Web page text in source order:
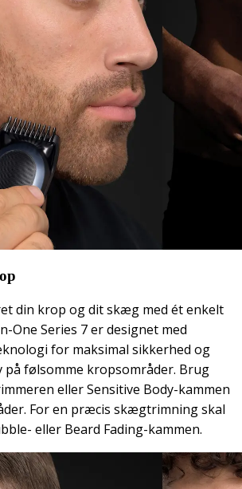
din krop og dit skæg med ét enkelt
One Series 7 er designet med
for maksimal sikkerhed og
på følsomme kropsområder. Brug
eller Sensitive Body-kammen
For en præcis skægtrimning skal
eller Beard Fading-kammen.